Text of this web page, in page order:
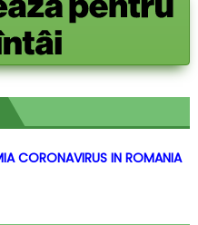
CORONAVIRUS IN ROMANIA